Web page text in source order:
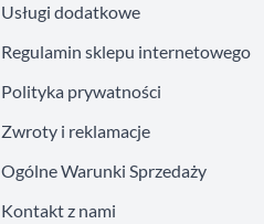
Usługi dodatkowe
Regulamin sklepu internetowego
Polityka prywatności
Zwroty i reklamacje
Ogólne Warunki Sprzedaży
Kontakt z nami